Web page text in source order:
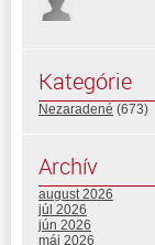
Kategórie
Nezaradené (673)
Archív
august 2026
júl 2026
jún 2026
máj 2026